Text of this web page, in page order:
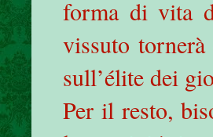
forma di vita
vissuto
sull’élite dei
Per il resto,